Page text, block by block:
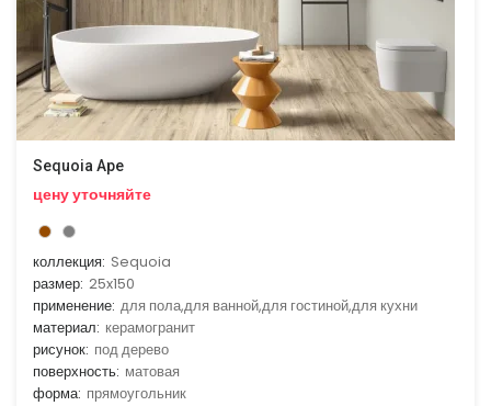
Sequoia Ape
цену уточняйте
коллекция: Sequoia
размер: 25x150
применение: для пола,для ванной,для гостиной,для кухни
материал: керамогранит
рисунок: под дерево
поверхность: матовая
форма: прямоугольник